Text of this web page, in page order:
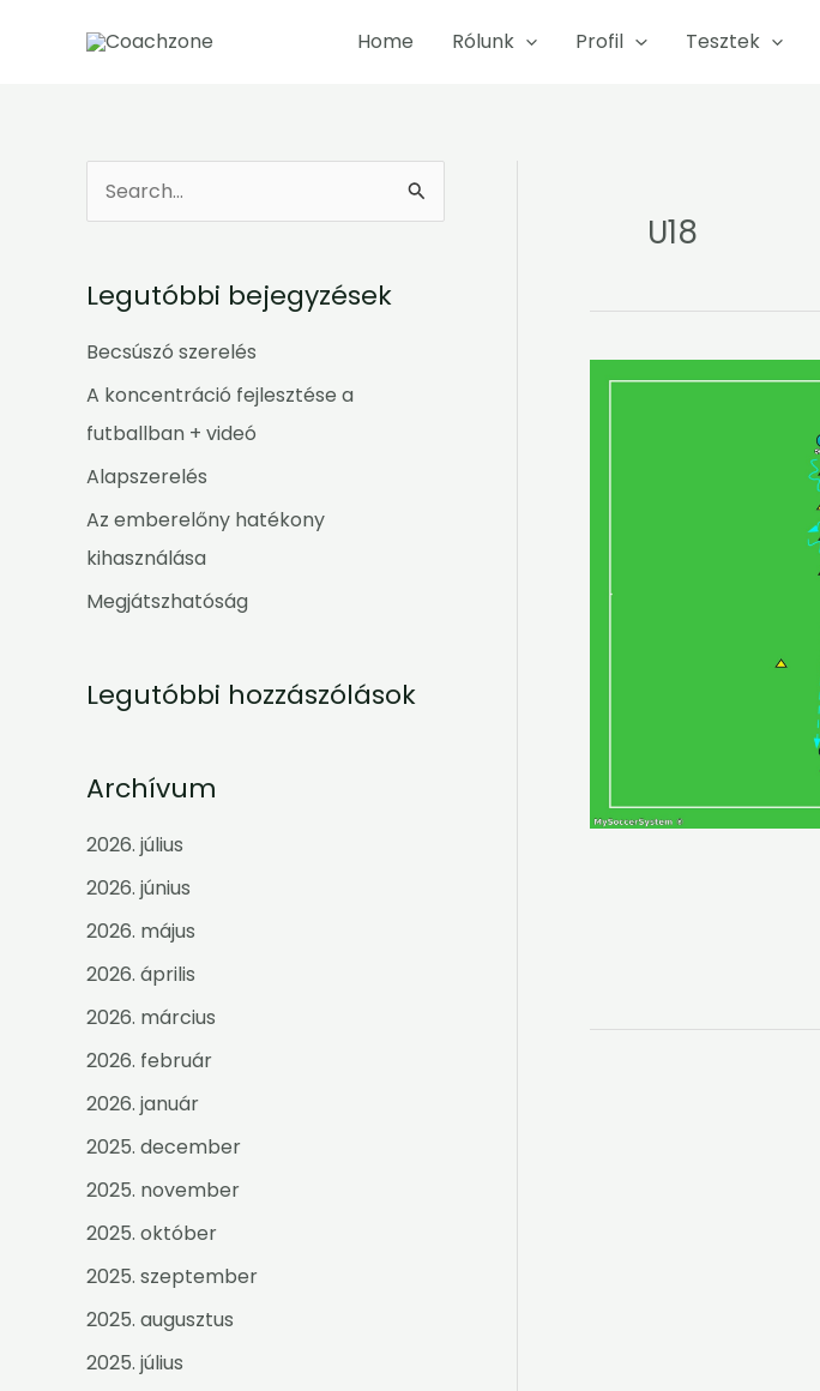
Home Rólunk Profil Tesztek
r
c
h
f
o
Legutóbbi bejegyzések
Becsúszó szerelés
A koncentráció fejlesztése a
futballban + videó
Alapszerelés
Az emberelőny hatékony
kihasználása
Megjátszhatóság
Legutóbbi hozzászólások
Archívum
2026. július
2026. június
2026. május
2026. április
2026. március
2026. február
2026. január
2025. december
2025. november
2025. október
2025. szeptember
2025. augusztus
2025. július
U18